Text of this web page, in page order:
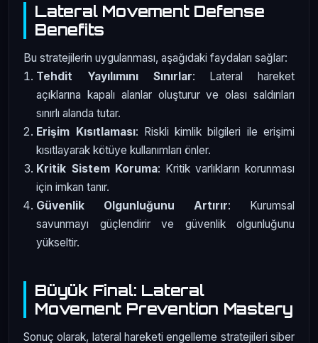
Lateral Movement Defense
Benefits
Bu stratejilerin uygulanması, aşağıdaki faydaları sağlar:
Tehdit Yayılımını Sınırlar: Lateral hareket
açıklarına kapalı alanlar oluşturur ve olası saldırıları
sınırlı alanda tutar.
Erişim Kısıtlaması: Riskli kimlik bilgileri ile erişimi
kısıtlayarak kötüye kullanımları önler.
Kritik Sistem Koruma: Kritik varlıkların korunması
için imkan tanır.
Güvenlik Olgunluğunu Artırır: Kurumsal
savunmayı güçlendirir ve güvenlik olgunluğunu
yükseltir.
Büyük Final: Lateral
Movement Prevention Mastery
Sonuç olarak, lateral hareketi engelleme stratejileri siber